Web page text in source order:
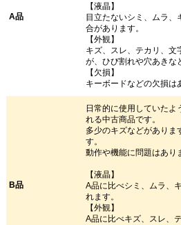
A品
【液晶】
目立たないシミ、ムラ、
合があります。
【外観】
キズ、スレ、テカリ、文
が、ひび割れや穴あきな
【欠損】
キーボードなどの欠損は
B品
日常的に使用していたよ
れる中古商品です。
多少のキズなどがありま
す。
動作や機能に問題はあり
【液晶】
A品に比べシミ、ムラ、
れます。
【外観】
A品に比べキズ、スレ、